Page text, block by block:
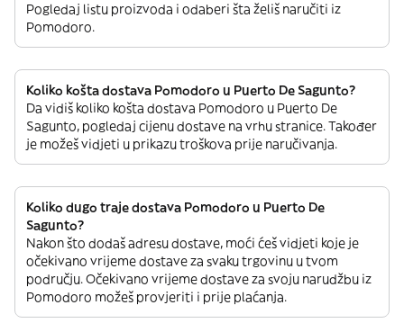
Pogledaj listu proizvoda i odaberi šta želiš naručiti iz
Pomodoro.
Koliko košta dostava Pomodoro u Puerto De Sagunto?
Da vidiš koliko košta dostava Pomodoro u Puerto De
Sagunto, pogledaj cijenu dostave na vrhu stranice. Također
je možeš vidjeti u prikazu troškova prije naručivanja.
Koliko dugo traje dostava Pomodoro u Puerto De
Sagunto?
Nakon što dodaš adresu dostave, moći ćeš vidjeti koje je
očekivano vrijeme dostave za svaku trgovinu u tvom
području. Očekivano vrijeme dostave za svoju narudžbu iz
Pomodoro možeš provjeriti i prije plaćanja.